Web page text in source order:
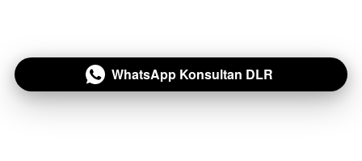
` WhatsApp Konsultan DLR